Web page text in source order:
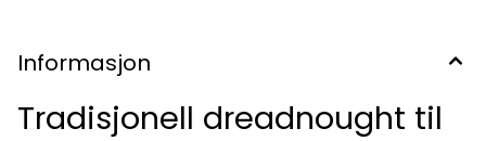
Informasjon
Tradisjonell dreadnought til